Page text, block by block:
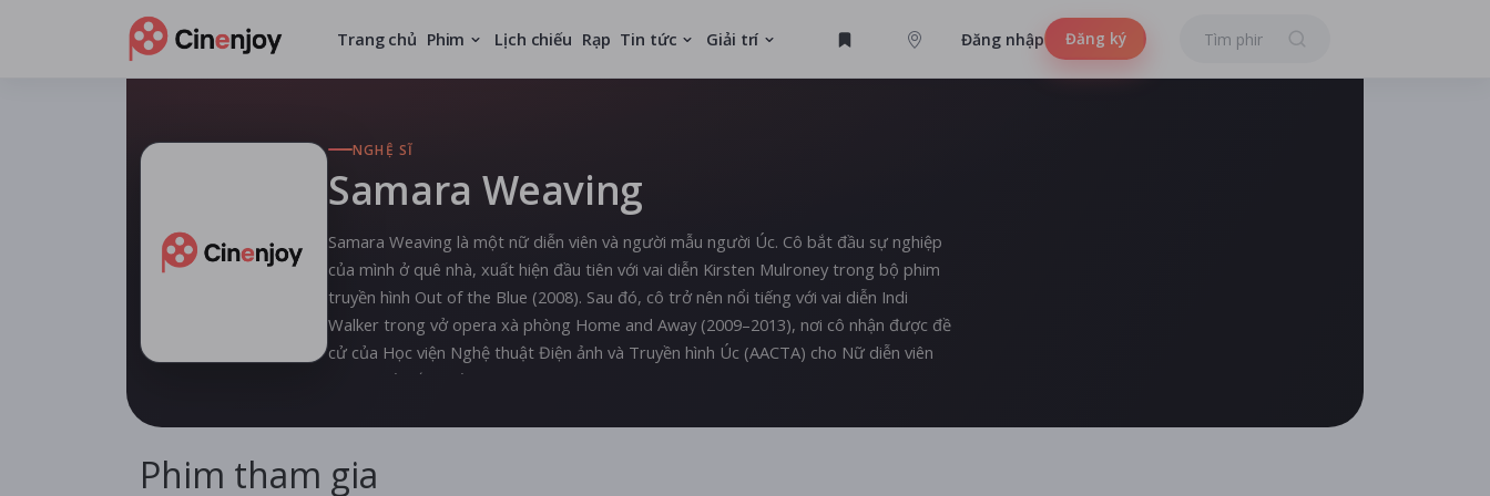
Trang chủ Phim Lịch chiếu Rạp Tin tức Giải trí
MỚI
Đăng nhập Đăng ký
NGHỆ SĨ
Samara Weaving
Samara Weaving là một nữ diễn viên và người mẫu người Úc. Cô bắt đầu sự nghiệp
của mình ở quê nhà, xuất hiện đầu tiên với vai diễn Kirsten Mulroney trong bộ phim
truyền hình Out of the Blue (2008). Sau đó, cô trở nên nổi tiếng với vai diễn Indi
Walker trong vở opera xà phòng Home and Away (2009–2013), nơi cô nhận được đề
cử của Học viện Nghệ thuật Điện ảnh và Truyền hình Úc (AACTA) cho Nữ diễn viên
chính xuất sắc nhất.
Weaving đã tham gia nhiều dự án điện ảnh và truyền hình khác nhau, bao gồm
miniseries Picnic at Hanging Rock (2018), Hollywood (2020), và Nine Perfect
Strangers (2021). Cô cũng đã xuất hiện trong các bộ phim như Guns Akimbo (2019),
Phim tham gia